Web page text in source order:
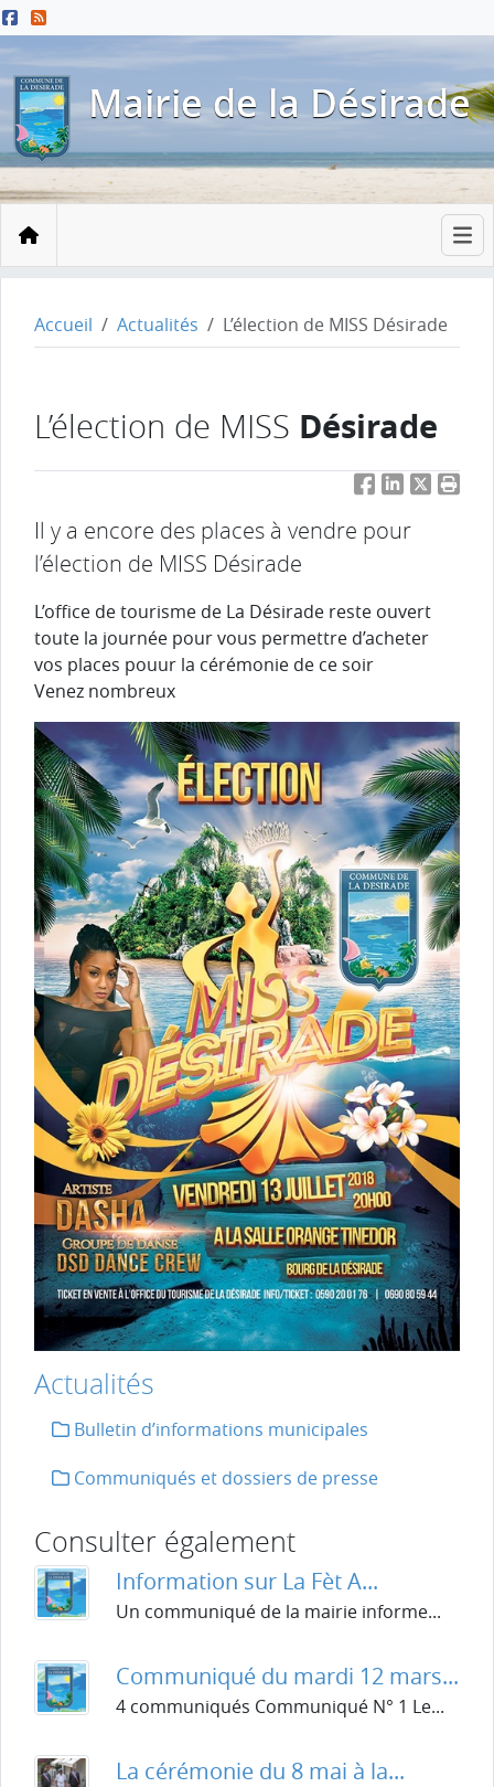
Menu principal
Contenu principal
Pied de page
Mairie de la Désirade
Accueil
Accueil Actualités L’élection de MISS Désirade
L’élection de MISS Désirade
FacebookLinkedIn
Twitter
Il y a encore des places à vendre pour
l’élection de MISS Désirade
L’office de tourisme de La Désirade reste ouvert
toute la journée pour vous permettre d’acheter
vos places pouur la cérémonie de ce soir
Venez nombreux
Actualités
Bulletin d’informations municipales
Communiqués et dossiers de presse
Consulter également
Information sur La Fèt A...
Un communiqué de la mairie informe...
Communiqué du mardi 12 mars...
4 communiqués Communiqué N° 1 Le...
La cérémonie du 8 mai à la...